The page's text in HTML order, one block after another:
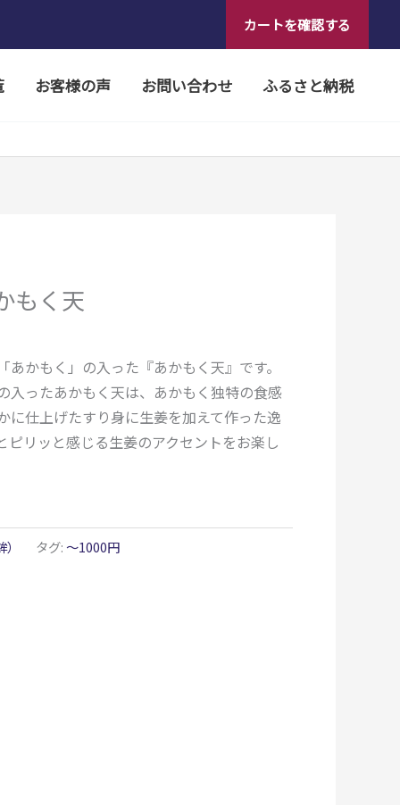
カートを確認する
お客様の声 お問い合わせ ふるさと納税
もく天
かもく」の入った『あかもく天』です。
入ったあかもく天は、あかもく独特の食感
に仕上げたすり身に生姜を加えて作った逸
ピリッと感じる生姜のアクセントをお楽し
タグ:〜1000円